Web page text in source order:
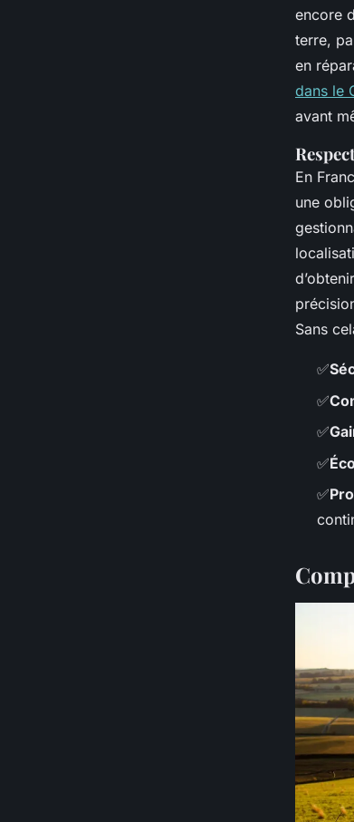
encore
terre,
en
dans le
avant
En
une
Sans
✅
✅
✅
✅
✅